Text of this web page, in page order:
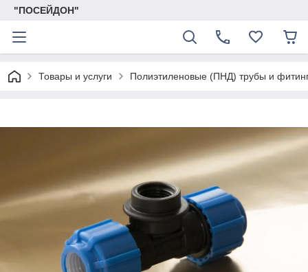
"ПОСЕЙДОН"
Товары и услуги Полиэтиленовые (ПНД) трубы и